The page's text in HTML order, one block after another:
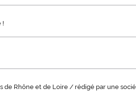
!
de Rhône et de Loire / rédigé par une